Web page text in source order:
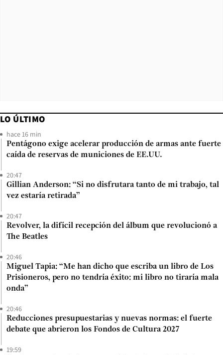
LO ÚLTIMO
hace 16 min
Pentágono exige acelerar producción de armas ante fuerte
caída de reservas de municiones de EE.UU.
20:47
Gillian Anderson: “Si no disfrutara tanto de mi trabajo, tal
vez estaría retirada”
20:47
Revolver, la difícil recepción del álbum que revolucionó a
The Beatles
20:46
Miguel Tapia: “Me han dicho que escriba un libro de Los
Prisioneros, pero no tendría éxito: mi libro no tiraría mala
onda”
20:46
Reducciones presupuestarias y nuevas normas: el fuerte
debate que abrieron los Fondos de Cultura 2027
19:59